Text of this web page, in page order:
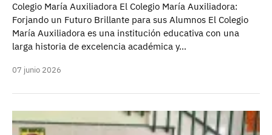
Colegio María Auxiliadora El Colegio María Auxiliadora:
Forjando un Futuro Brillante para sus Alumnos El Colegio
María Auxiliadora es una institución educativa con una
larga historia de excelencia académica y…
07 junio 2026